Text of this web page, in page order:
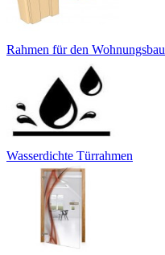
Rahmen für den Wohnungsbau
Wasserdichte Türrahmen